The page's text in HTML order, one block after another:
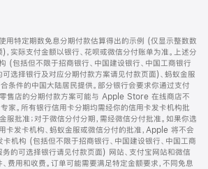
用特定期数免息分期付款估算得出的示例 (仅显示整数数
，实际支付金额以银行、花呗或微信分付账单为准。上述分
(包括但不限于招商银行、中国建设银行、中国工商银行
可选择银行及对应分期付款方案请见付款页面)、蚂蚁金服
条件的中国大陆居民提供。部分银行会要求你通过支付
售店的分期付款方案可能与 Apple Store 在线商店不
家。所有银行信用卡分期均需经你的信用卡发卡机构批
服批准；对于微信分付分期，需经微信分付批准。如果你选
卡发卡机构、蚂蚁金服或微信分付的批准，Apple 将不会
卡机构 (包括但不限于招商银行、中国建设银行、中国工商
务的可选择银行请见付款页面) 网站、支付宝网站和微信
费用和收费。订单可能需要满足特定金额要求，不同免息